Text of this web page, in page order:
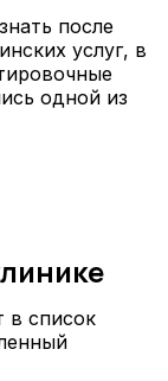
после
услуг, в
одной из
в список